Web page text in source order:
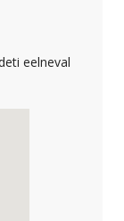
eelneval